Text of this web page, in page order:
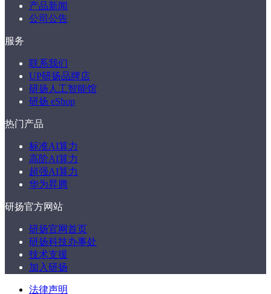
产品新闻
公司公告
服务
联系我们
UP研扬品牌店
研扬人工智能馆
研扬 eShop
热门产品
标准AI算力
高阶AI算力
超强AI算力
华为昇腾
研扬官方网站
研扬官网首页
研扬科技办事处
技术支援
加入研扬
法律声明